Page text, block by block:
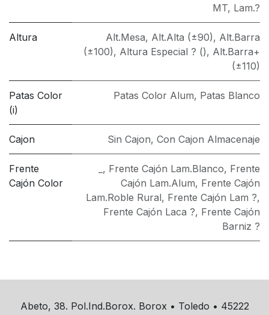
MT, Lam.?
Altura Alt.Mesa, Alt.Alta (±90), Alt.Barra
(±100), Altura Especial ? (), Alt.Barra+
(±110)
Patas Color
(i)
Patas Color Alum, Patas Blanco
Cajon Sin Cajon, Con Cajon Almacenaje
Frente
Cajón Color
, Frente Cajón Lam.Blanco, Frente
Cajón Lam.Alum, Frente Cajón
Lam.Roble Rural, Frente Cajón Lam ?,
Frente Cajón Laca ?, Frente Cajón
Barniz ?
Abeto, 38. Pol.Ind.Borox. Borox • Toledo • 45222